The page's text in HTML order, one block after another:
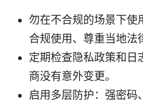
勿在不合规的场景下使
合规使用、尊重当地法
定期检查隐私政策和日
商没有意外变更。
启用多层防护：强密码